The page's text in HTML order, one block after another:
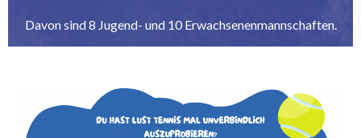
Davon sind 8 Jugend- und 10 Erwachsenenmannschaften.